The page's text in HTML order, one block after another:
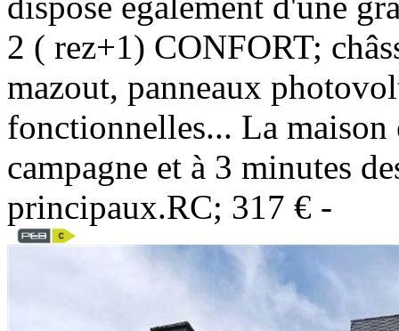
2 ( rez+1) CONFORT;
mazout, panneaux
fonctionnelles... La maison
campagne et à 3 minutes
principaux.RC; 317 € -